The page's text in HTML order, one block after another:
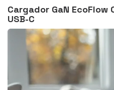
Cargador GaN EcoFlow
USB-C